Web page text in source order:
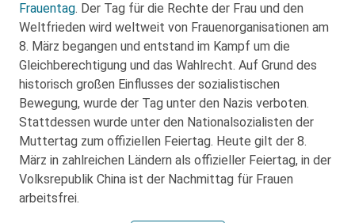
Frauentag. Der Tag für die Rechte der Frau und den
Weltfrieden wird weltweit von Frauenorganisationen am
8. März begangen und entstand im Kampf um die
Gleichberechtigung und das Wahlrecht. Auf Grund des
historisch großen Einflusses der sozialistischen
Bewegung, wurde der Tag unter den Nazis verboten.
Stattdessen wurde unter den Nationalsozialisten der
Muttertag zum offiziellen Feiertag. Heute gilt der 8.
März in zahlreichen Ländern als offizieller Feiertag, in der
Volksrepublik China ist der Nachmittag für Frauen
arbeitsfrei.